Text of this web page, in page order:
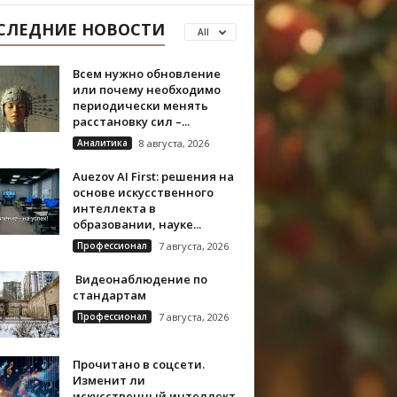
НОВОСТИ All
Всем нужно обновление
или почему необходимо
периодически менять
расстановку сил –...
Аналитика 8 августа, 2026
Auezov AI First: решения на
основе искусственного
интеллекта в
образовании, науке...
Профессионал 7 августа, 2026
Видеонаблюдение по
стандартам
Профессионал 7 августа, 2026
Прочитано в соцсети.
Изменит ли